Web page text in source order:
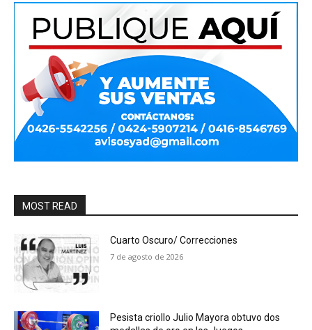
MOST READ
Cuarto Oscuro/ Correcciones
7 de agosto de 2026
Pesista criollo Julio Mayora obtuvo dos